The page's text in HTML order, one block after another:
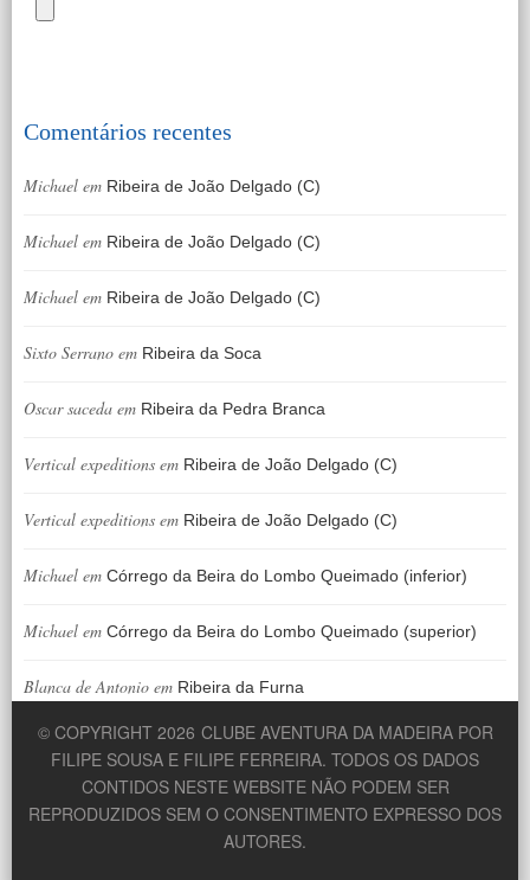
Comentários recentes
Michael em Ribeira de João Delgado (C)
Michael em Ribeira de João Delgado (C)
Michael em Ribeira de João Delgado (C)
Sixto Serrano em Ribeira da Soca
Oscar saceda em Ribeira da Pedra Branca
Vertical expeditions em Ribeira de João Delgado (C)
Vertical expeditions em Ribeira de João Delgado (C)
Michael em Córrego da Beira do Lombo Queimado (inferior)
Michael em Córrego da Beira do Lombo Queimado (superior)
Blanca de Antonio em Ribeira da Furna
© COPYRIGHT 2026 CLUBE AVENTURA DA MADEIRA POR
FILIPE SOUSA E FILIPE FERREIRA. TODOS OS DADOS
CONTIDOS NESTE WEBSITE NÃO PODEM SER
REPRODUZIDOS SEM O CONSENTIMENTO EXPRESSO DOS
AUTORES.